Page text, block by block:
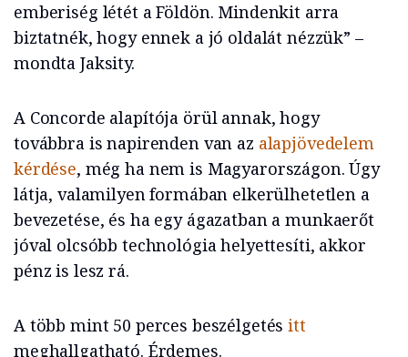
emberiség létét a Földön. Mindenkit arra
biztatnék, hogy ennek a jó oldalát nézzük” –
mondta Jaksity.
A Concorde alapítója örül annak, hogy
továbbra is napirenden van az alapjövedelem
kérdése, még ha nem is Magyarországon. Úgy
látja, valamilyen formában elkerülhetetlen a
bevezetése, és ha egy ágazatban a munkaerőt
jóval olcsóbb technológia helyettesíti, akkor
pénz is lesz rá.
A több mint 50 perces beszélgetésitt
meghallgatható. Érdemes.